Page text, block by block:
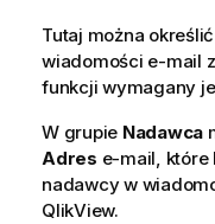
Tutaj można
wiadomości e-mail
funkcji wymagany
W grupie Nadawca
Adres e-mail, które
nadawcy w
QlikView.